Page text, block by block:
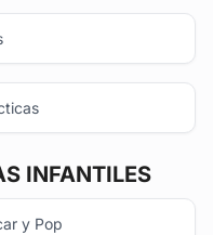
INFANTILES
y Pop